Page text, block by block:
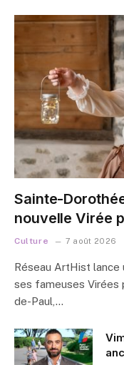
Sainte-
nouvelle Virée
Culture 7 août 2026
Réseau ArtHist lance
ses fameuses Virées
de-Paul,…